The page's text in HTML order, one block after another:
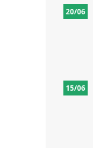
20/06
15/06